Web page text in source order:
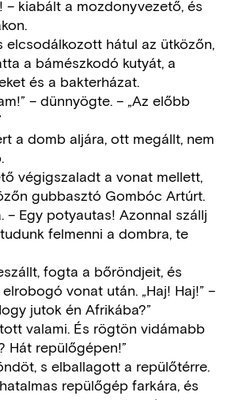
– kiabált a mozdonyvezető, és
elcsodálkozott hátul az ütközőn,
a bámészkodó kutyát, a
és a bakterházat.
– dünnyögte. – „Az előbb
a domb aljára, ott megállt, nem
végigszaladt a vonat mellett,
gubbasztó Gombóc Artúrt.
– Egy potyautas! Azonnal szállj
felmenni a dombra, te
fogta a bőröndjeit, és
vonat után. „Haj! Haj!” –
jutok én Afrikába?”
valami. És rögtön vidámabb
Hát repülőgépen!”
s elballagott a repülőtérre.
repülőgép farkára, és